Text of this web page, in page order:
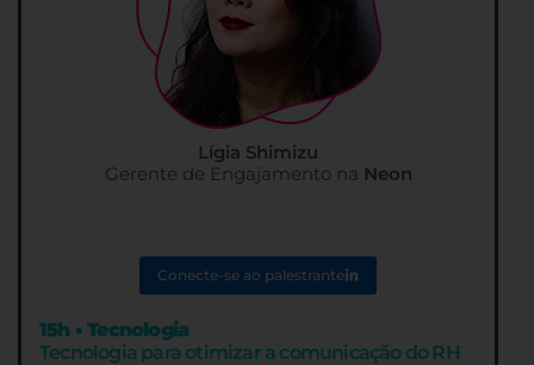
Lígia Shimizu
Gerente de Engajamento na Neon
Conecte-se ao palestrante
15h • Tecnologia
Tecnologia para otimizar a comunicação do RH